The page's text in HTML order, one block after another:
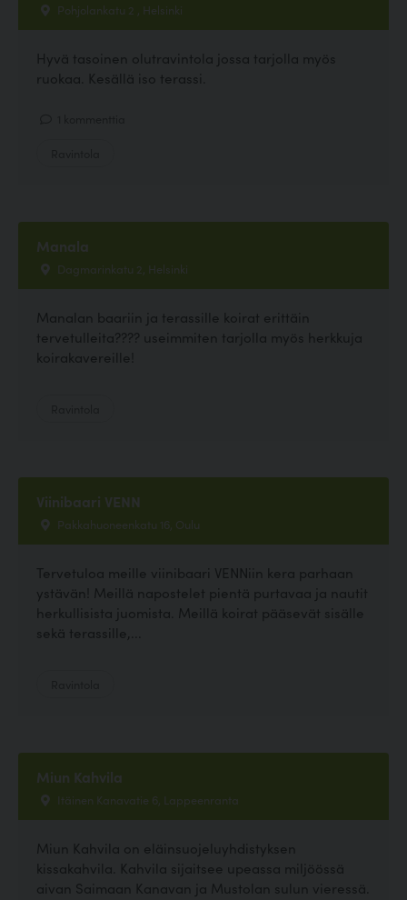
Pohjolankatu 2 , Helsinki
Hyvä tasoinen olutravintola jossa tarjolla myös
ruokaa. Kesällä iso terassi.
Manala
Dagmarinkatu 2, Helsinki
Manalan baariin ja terassille koirat erittäin
tervetulleita???? useimmiten tarjolla myös herkkuja
koirakavereille!
Viinibaari VENN
Pakkahuoneenkatu 16, Oulu
Tervetuloa meille viinibaari VENNiin kera parhaan
ystävän! Meillä napostelet pientä purtavaa ja nautit
herkullisista juomista. Meillä koirat pääsevät sisälle
sekä terassille,...
Miun Kahvila
Itäinen Kanavatie 6, Lappeenranta
Miun Kahvila on eläinsuojeluyhdistyksen
kissakahvila. Kahvila sijaitsee upeassa miljöössä
aivan Saimaan Kanavan ja Mustolan sulun vieressä.